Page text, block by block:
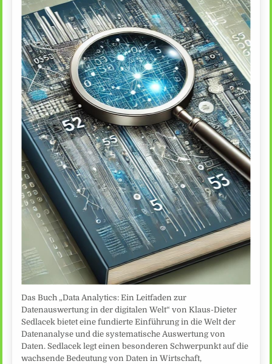
Das Buch „Data Analytics: Ein Leitfaden zur
Datenauswertung in der digitalen Welt“ von Klaus-Dieter
Sedlacek bietet eine fundierte Einführung in die Welt der
Datenanalyse und die systematische Auswertung von
Daten. Sedlacek legt einen besonderen Schwerpunkt auf die
wachsende Bedeutung von Daten in Wirtschaft,